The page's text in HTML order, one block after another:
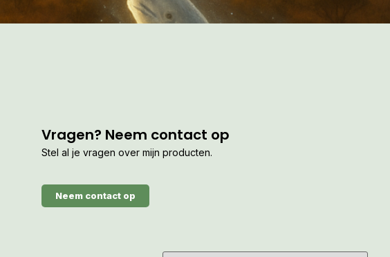
Vragen? Neem contact op
Stel al je vragen over mijn producten.
Neem contact op